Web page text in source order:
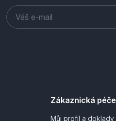
Zákaznická péče
Můj profil a doklady